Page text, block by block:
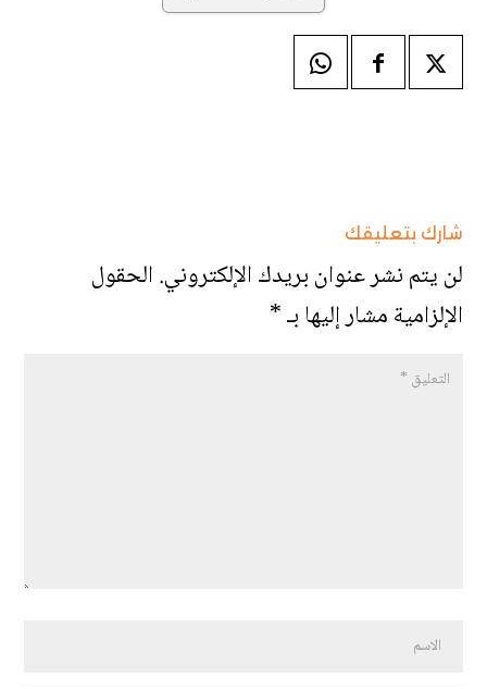
شارك بتعليقك
لن يتم نشر عنوان بريدك الإلكتروني.الحقول
الإلزامية مشار إليها بـ*